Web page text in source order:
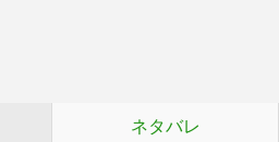
ネタバレ